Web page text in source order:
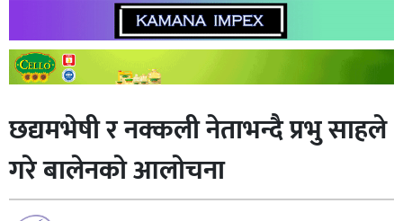
छद्यमभेषी र नक्कली नेताभन्दै प्रभु साहले
गरे बालेनकाे आलाेचना